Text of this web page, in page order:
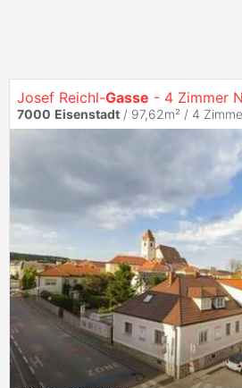
Josef Reichl-Gasse - 4 Zimmer Neubau
7000 Eisenstadt / 97,62m² / 4